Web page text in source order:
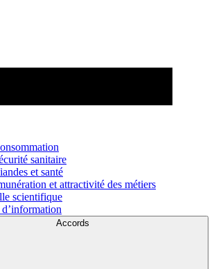
sanitaire
et santé
et attractivité des métiers
scientifique
d’information
Accords